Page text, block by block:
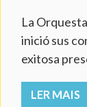
La
inició sus
exitosa
LER MAIS